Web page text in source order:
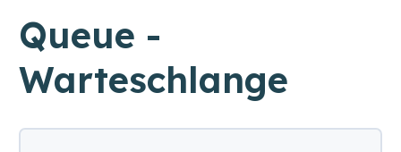
Queue -
Warteschlange